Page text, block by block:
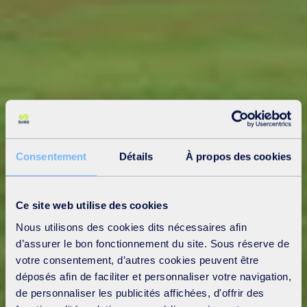
Consentement Détails À propos des cookies
Ce site web utilise des cookies
Nous utilisons des cookies dits nécessaires afin
d’assurer le bon fonctionnement du site. Sous réserve de
votre consentement, d’autres cookies peuvent être
déposés afin de faciliter et personnaliser votre navigation,
de personnaliser les publicités affichées, d'offrir des